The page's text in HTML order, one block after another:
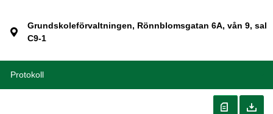
Grundskoleförvaltningen, Rönnblomsgatan 6A, vån 9, sal
C9-1
Protokoll